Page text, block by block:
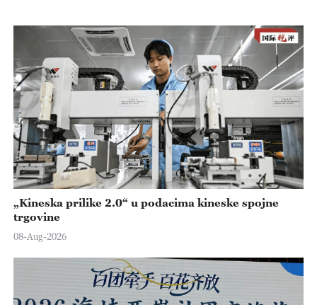
„Kineska prilike 2.0“ u podacima kineske spojne
trgovine
08-Aug-2026